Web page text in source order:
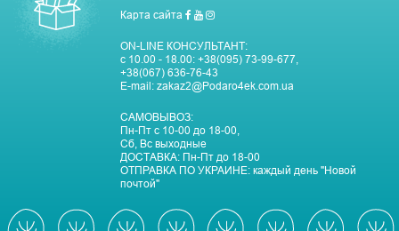
Карта сайта
ON-LINE КОНСУЛЬТАНТ:
с 10.00 - 18.00: +38(095) 73-99-677,
+38(067) 636-76-43
E-mail: zakaz2@Podaro4ek.com.ua
САМОВЫВОЗ:
Пн-Пт c 10-00 до 18-00,
Сб, Вс выходные
ДОСТАВКА: Пн-Пт до 18-00
ОТПРАВКА ПО УКРАИНЕ: каждый день "Новой
почтой"